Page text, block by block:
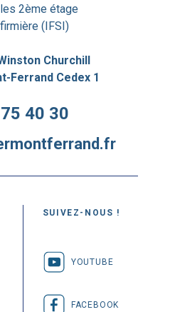
2ème étage
(IFSI)
Churchill
Ferrand Cedex 1
40 30
SUIVEZ-NOUS !
YOUTUBE
FACEBOOK